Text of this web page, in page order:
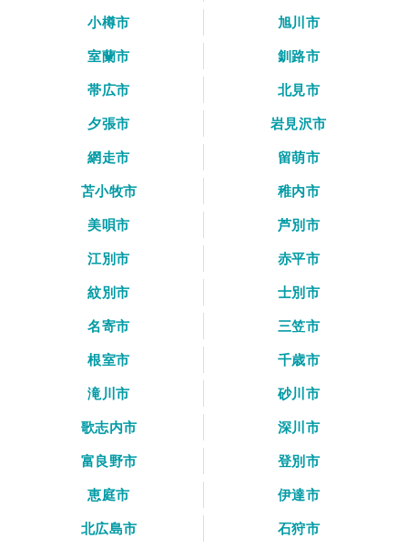
小樽市
旭川市
室蘭市
釧路市
帯広市
北見市
夕張市
岩見沢市
網走市
留萌市
苫小牧市
稚内市
美唄市
芦別市
江別市
赤平市
紋別市
士別市
名寄市
三笠市
根室市
千歳市
滝川市
砂川市
歌志内市
深川市
富良野市
登別市
恵庭市
伊達市
北広島市
石狩市